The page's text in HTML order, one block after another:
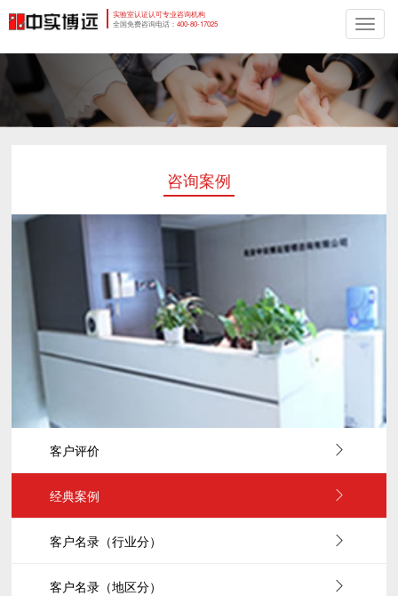
切
换
导
航
实验室认证认可专业咨询机构
全国免费咨询电话： 400-80-17025
咨询案例
客户评价
经典案例
客户名录（行业分）
客户名录（地区分）